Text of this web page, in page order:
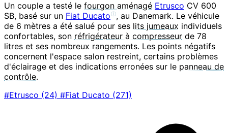
Un couple a testé le fourgon aménagé Etrusco CV 600
SB, basé sur un Fiat Ducato ⓘ, au Danemark. Le véhicule
de 6 mètres a été salué pour ses lits jumeaux individuels
confortables, son réfrigérateur à compresseur de 78
litres et ses nombreux rangements. Les points négatifs
concernent l'espace salon restreint, certains problèmes
d'éclairage et des indications erronées sur le panneau de
contrôle.
#Etrusco (24) #Fiat Ducato (271)